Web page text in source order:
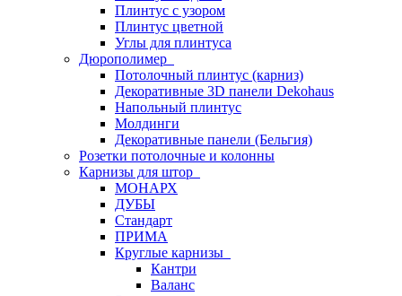
Плинтус с узором
Плинтус цветной
Углы для плинтуса
Дюрополимер
Потолочный плинтус (карниз)
Декоративные 3D панели Dekohaus
Напольный плинтус
Молдинги
Декоративные панели (Бельгия)
Розетки потолочные и колонны
Карнизы для штор
МОНАРХ
ДУБЫ
Стандарт
ПРИМА
Круглые карнизы
Кантри
Валанс